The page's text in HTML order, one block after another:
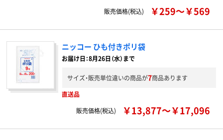
販売価格(税込)
￥259～￥569
ニッコー ひも付きポリ袋
お届け日：8月26日（水）まで
サイズ・販売単位違いの商品が7商品あります
直送品
販売価格(税込)
￥13,877～￥17,096